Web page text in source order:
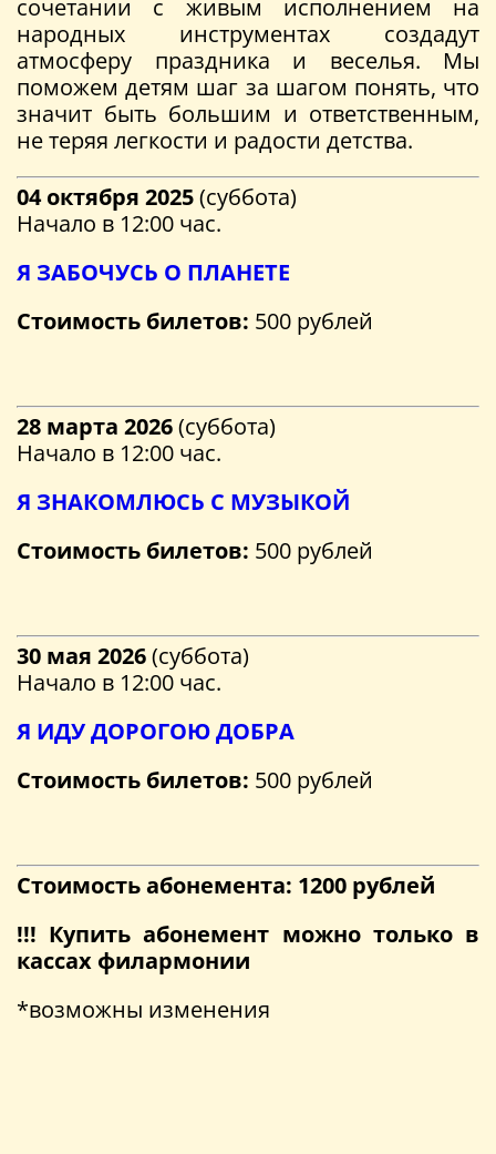
сочетании с живым исполнением на
народных инструментах создадут
атмосферу праздника и веселья. Мы
поможем детям шаг за шагом понять, что
значит быть большим и ответственным,
не теряя легкости и радости детства.
04 октября 2025(суббота)
Начало в 12:00 час.
Я ЗАБОЧУСЬ О ПЛАНЕТЕ
Стоимость билетов: 500 рублей
28 марта 2026(суббота)
Начало в 12:00 час.
Я ЗНАКОМЛЮСЬ С МУЗЫКОЙ
Стоимость билетов: 500 рублей
30 мая 2026(суббота)
Начало в 12:00 час.
Я ИДУ ДОРОГОЮ ДОБРА
Стоимость билетов: 500 рублей
Стоимость абонемента: 1200 рублей
!!! Купить абонемент можно только в
кассах филармонии
*возможны изменения